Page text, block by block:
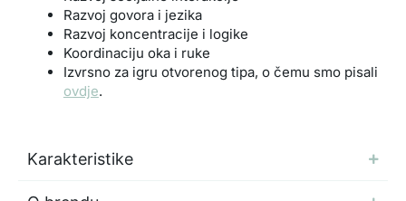
Razvoj govora i jezika
Razvoj koncentracije i logike
Koordinaciju oka i ruke
Izvrsno za igru otvorenog tipa, o čemu smo pisali
ovdje.
Karakteristike